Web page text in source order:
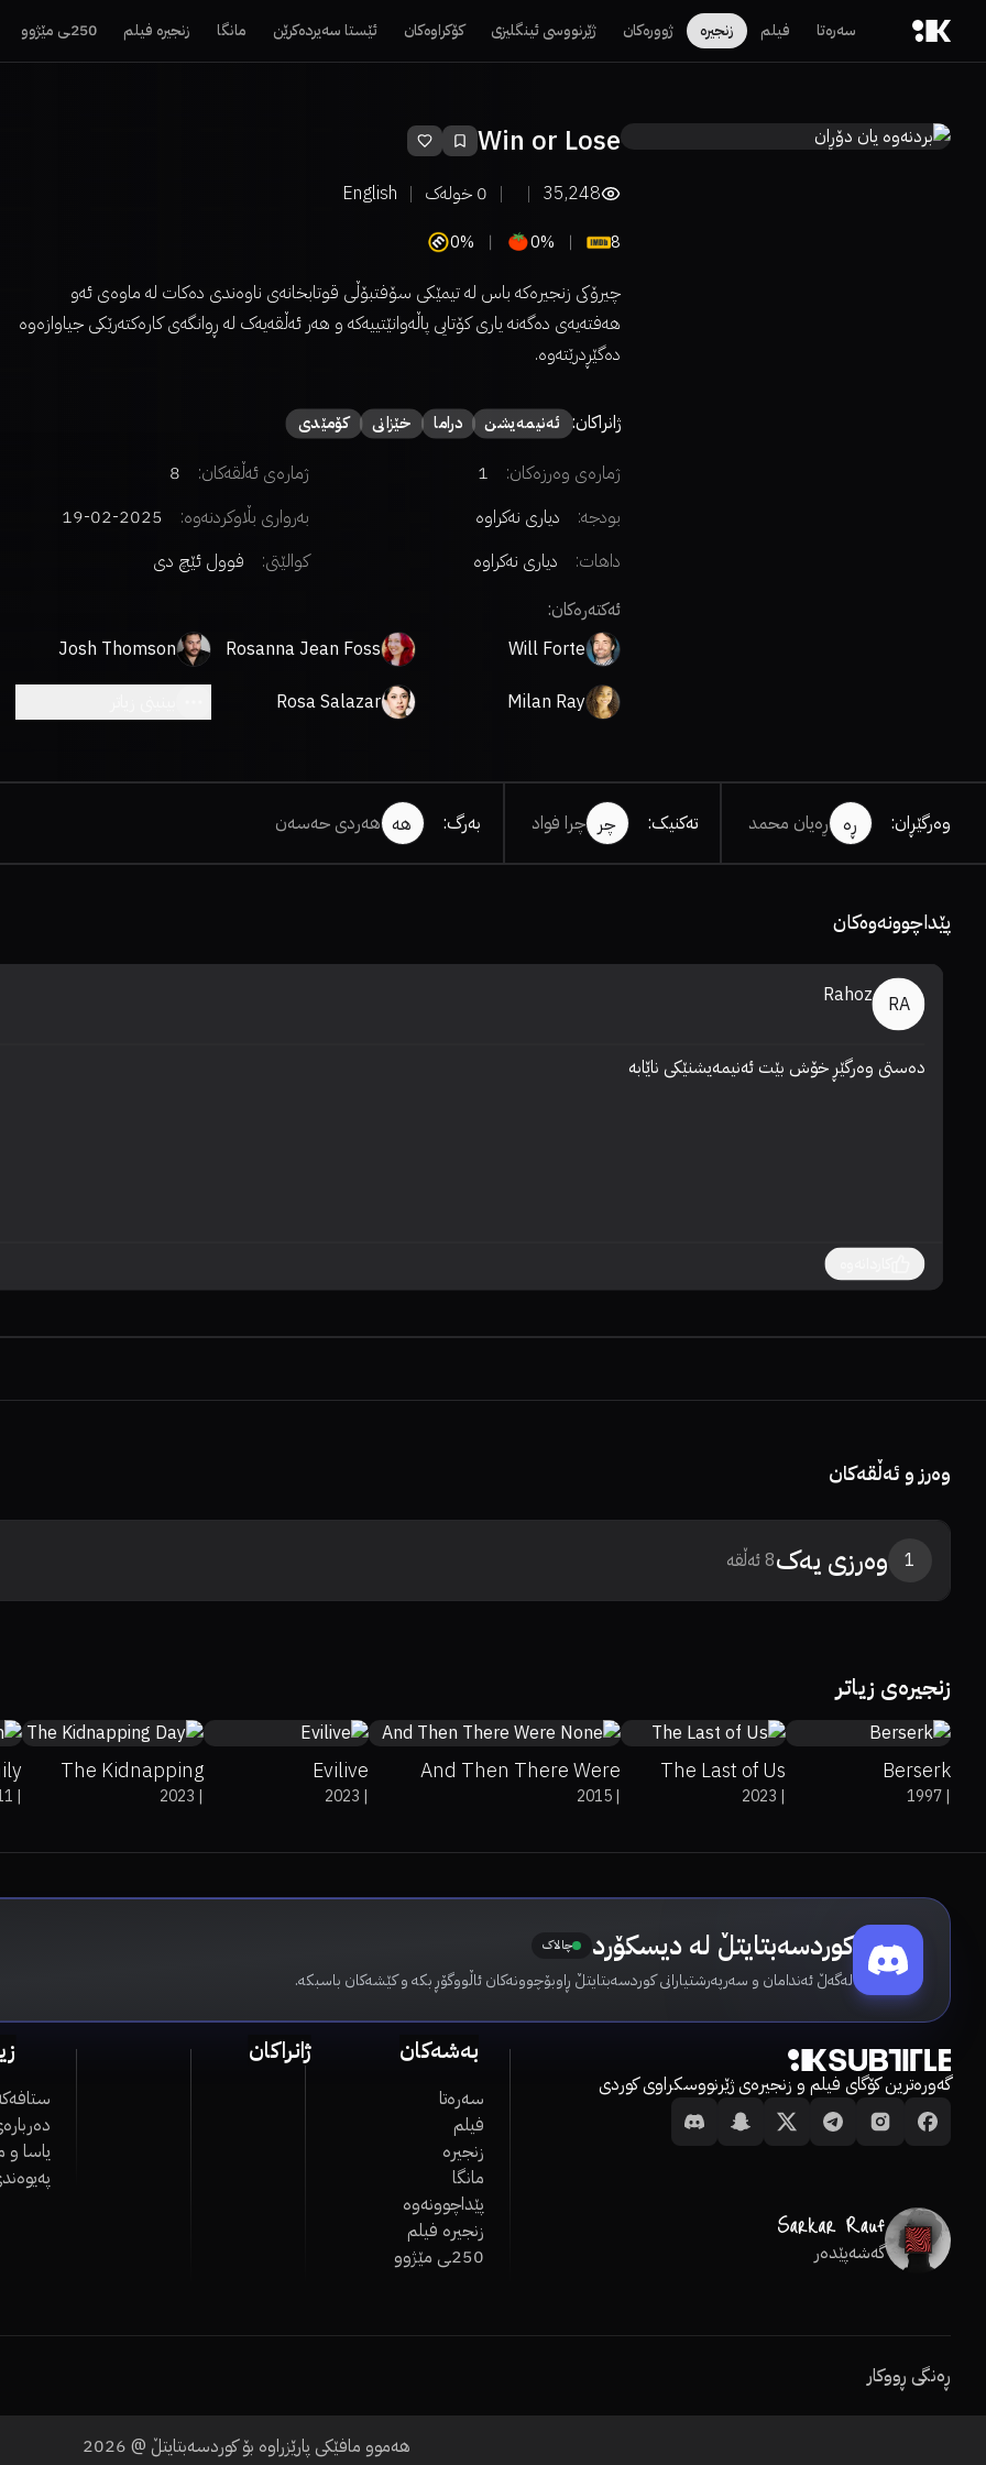
سەرەتا فیلم زنجیرە ژوورەکان ژێرنووسی ئینگلیزی کۆکراوەکان ئێستا سەیردەکرێن مانگا زنجیرە فیلم 250ـی مێژوو
Win or Lose
35,248
0 خولەک English
8
0%
0%
چیرۆکی زنجیرەکە باس لە تیمێکی سۆفتبۆڵی قوتابخانەی ناوەندی دەکات لە ماوەی ئەو
هەفتەیەی دەگەنە یاری کۆتایی پاڵەوانێتییەکە و هەر ئەڵقەیەک لە ڕوانگەی کارەکتەرێکی جیاوازەوە
دەگێڕدرێتەوە.
ژانراکان: ئەنیمەیشن دراما خێزانی كۆمێدی
ژمارەی وەرزەکان: 1 ژمارەی ئەڵقەکان:
8
بودجە:
دیاری نەکراوە بەرواری بڵاوکردنەوە:
2025-02-19
داهات:
دیاری نەکراوە کوالێتی:
فوول ئێچ دی
ئەکتەرەکان:
Will Forte
Rosanna Jean Foss
Josh Thomson
Milan Ray
Rosa Salazar
وەرگێڕان: ڕە ڕەیان محمد تەکنیک: چر چرا فواد بەرگ: هە هەردی حەسەن
پێداچوونەوەکان
RA
Rahoz
دەستی وەرگێڕ خۆش بێت ئەنیمەیشنێکی ناێابە
وەرز و ئەڵقەکان
1 وەرزی یەک8ئەڵقە
زنجیرەی زیاتر
Berserk
|
1997
The Last of Us
|
2023
And Then There Were
None|
2015
Evilive
|
2023
The Kidnapping
Day|
2023
|
کوردسەبتایتڵ لە دیسکۆرد چالاک
لەگەڵ ئەندامان و سەرپەرشتیارانی کوردسەبتایتڵ ڕاوبۆچوونەکان ئاڵووگۆڕ بکە و کێشەکان باسبکە.
گەورەترین کۆگای فیلم و زنجیرەی ژێرنووسکراوی کوردی
گەشەپێدەر
بەشەکان
سەرەتا
فیلم
زنجیرە
مانگا
پێداچوونەوە
زنجیرە فیلم
250ـی مێژوو
ژانراکان
یاسا و
ڕەنگی ڕووکار
هەموو مافێکی پارێزراوە بۆ کوردسەبتایتڵ @ 2026